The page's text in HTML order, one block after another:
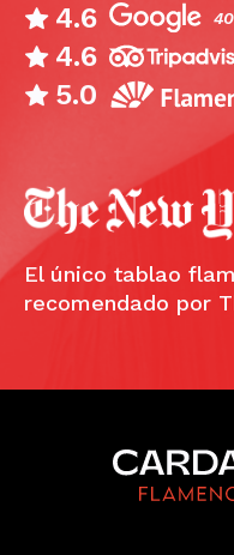
4.6
4.6
5.0
El único tablao
recomendado por